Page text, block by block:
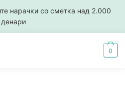
нарачки со сметка над 2.000
денари
0